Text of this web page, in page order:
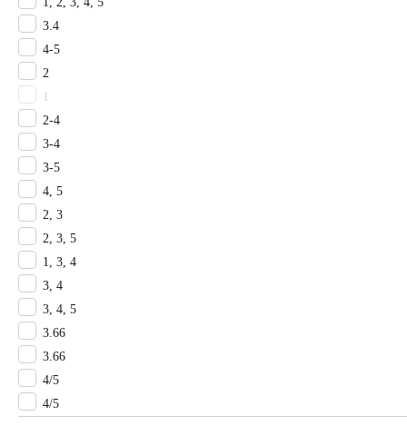
Ковролин для балкона
3.4
4-5
2
2-4
3-4
3-5
4, 5
2, 3
2, 3, 5
1, 3, 4
3, 4
3, 4, 5
3.66
3.66
4/5
4/5